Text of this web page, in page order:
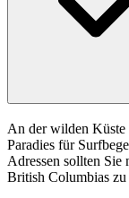
An der wilden Küste
Paradies für
Adressen sollten
British Columbias zu